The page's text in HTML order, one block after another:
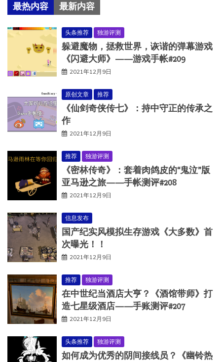
最热内容 最新内容
头条推荐 独游评测
躲避魔物，拯救世界，诙谐的弹幕游戏
《闪避大师》——游戏手帐#209
2021年12月9日
原创文章 推荐
《仙剑奇侠传七》：持中守正的传承之
作
2021年12月9日
推荐 独游评测
《密林传奇》：套着肉鸽皮的“鬼泣”版
亚马逊之旅——手帐测评#208
2021年12月9日
信息发布
国产纪实风模拟生存游戏《大多数》首
次曝光！！
2021年12月9日
推荐 独游评测
在中世纪当酒店大亨？《酒馆带师》打
造七星级酒店——手账测评#207
2021年12月9日
头条推荐 独游评测
如何成为优秀的阴间接线员？《幽铃热